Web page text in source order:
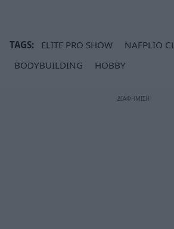
TAGS: ELITE PRO SHOW NAFPLIO
BODYBUILDING
HOBBY